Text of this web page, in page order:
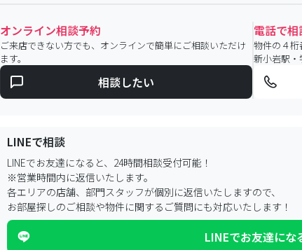
オンライン相談予約
ご来店できない方でも、オンラインで簡単にご相談いただけ
ます。
相談したい
電話で相
物件の４桁
新小岩駅・
LINEで相談
LINEでお友達になると、24時間相談受付可能！
※営業時間内に返信いたします。
各エリアの店舗、部門スタッフが個別に返信いたしますので、
お部屋探しのご相談や物件に関するご質問にも対応いたします！
LINEでお友達にな